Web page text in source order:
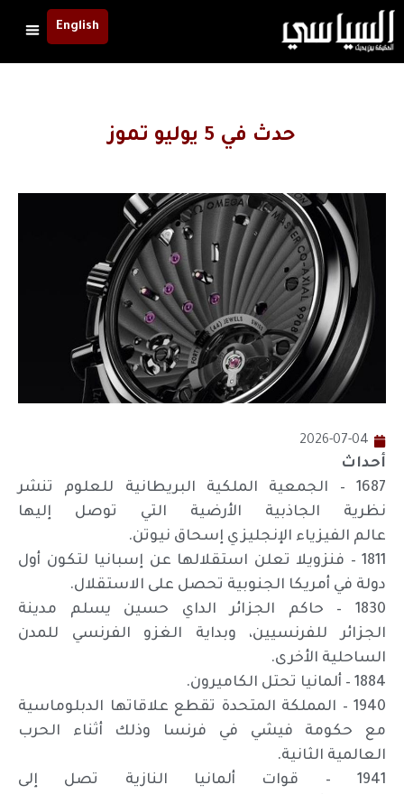
English
حدث في 5 يوليو تموز
2026-07-04
أحداث
1687 – الجمعية الملكية البريطانية للعلوم تنشر
نظرية الجاذبية الأرضية التي توصل إليها
عالم الفيزياء الإنجليزي إسحاق نيوتن.
1811 – فنزويلا تعلن استقلالها عن إسبانيا لتكون أول
دولة في أمريكا الجنوبية تحصل على الاستقلال.
1830 – حاكم الجزائر الداي حسين يسلم مدينة
الجزائر للفرنسيين، وبداية الغزو الفرنسي للمدن
الساحلية الأخرى.
1884 – ألمانيا تحتل الكاميرون.
1940 – المملكة المتحدة تقطع علاقاتها الدبلوماسية
مع حكومة فيشي في فرنسا وذلك أثناء الحرب
العالمية الثانية.
1941 – قوات ألمانيا النازية تصل إلى